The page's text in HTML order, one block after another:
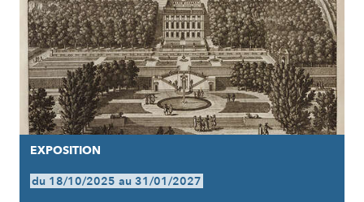
EXPOSITION
du 18/10/2025 au 31/01/2027